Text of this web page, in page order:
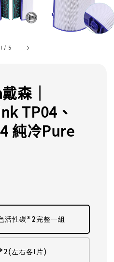
1 / 5
森｜
TP04、
純冷Pure
活性碳*2完整一組
左右各1片)